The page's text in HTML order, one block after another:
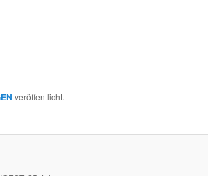
veröffentlicht.